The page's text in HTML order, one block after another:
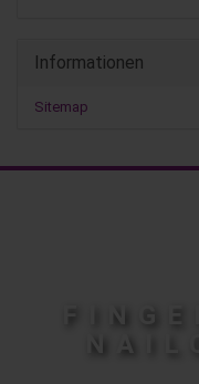
Informationen
Sitemap